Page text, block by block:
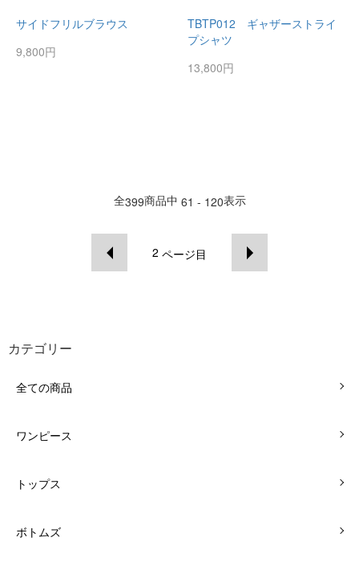
サイドフリルブラウス
9,800円
TBTP012 ギャザーストライ
プシャツ
13,800円
全399商品中 61 - 120表示
2 ページ目
カテゴリー
全ての商品
ワンピース
トップス
ボトムズ